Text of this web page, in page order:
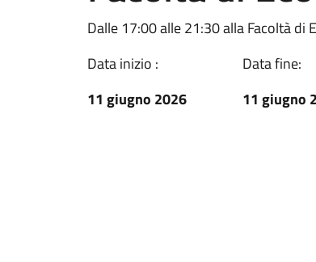
Dalle 17:00 alle 21:30 alla Facoltà di
Data inizio :
11 giugno 2026
Data fine:
11 giugno